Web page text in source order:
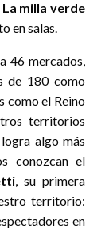
La milla verde
en salas.
46 mercados,
de 180 como
como el Reino
territorios
algo más
conozcan el
, su primera
territorio:
en